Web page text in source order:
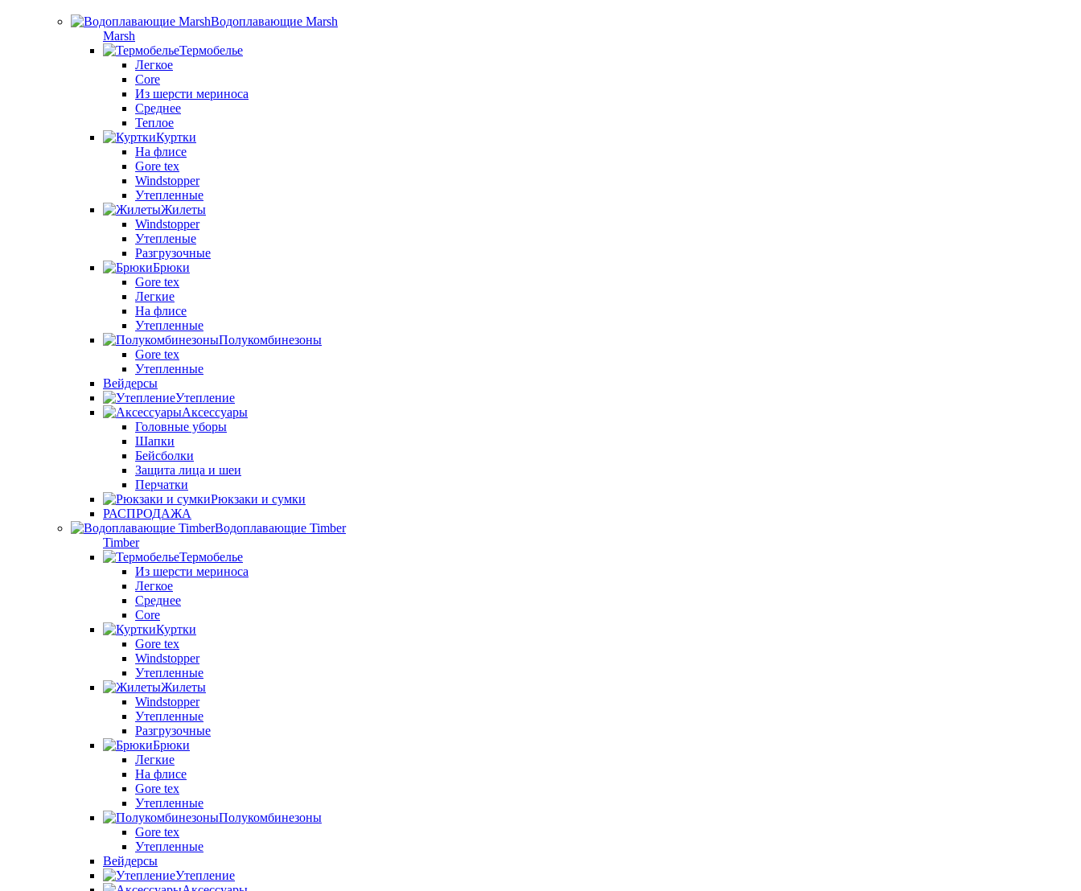
Водоплавающие Marsh
Marsh
Термобелье
Легкое
Core
Из шерсти мериноса
Среднее
Теплое
Куртки
На флисе
Gore tex
Windstopper
Утепленные
Жилеты
Windstopper
Утепленые
Разгрузочные
Брюки
Gore tex
Легкие
На флисе
Утепленные
Полукомбинезоны
Gore tex
Утепленные
Вейдерсы
Утепление
Аксессуары
Головные уборы
Шапки
Бейсболки
Защита лица и шеи
Перчатки
Рюкзаки и сумки
РАСПРОДАЖА
Водоплавающие Timber
Timber
Термобелье
Из шерсти мериноса
Легкое
Среднее
Core
Куртки
Gore tex
Windstopper
Утепленные
Жилеты
Windstopper
Утепленные
Разгрузочные
Брюки
Легкие
На флисе
Gore tex
Утепленные
Полукомбинезоны
Gore tex
Утепленные
Вейдерсы
Утепление